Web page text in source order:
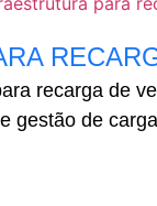
recarga de
gestão de